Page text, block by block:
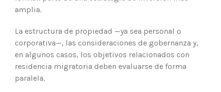
amplia.
La estructura de propiedad —ya sea personal o
corporativa—, las consideraciones de gobernanza y,
en algunos casos, los objetivos relacionados con
residencia migratoria deben evaluarse de forma
paralela.